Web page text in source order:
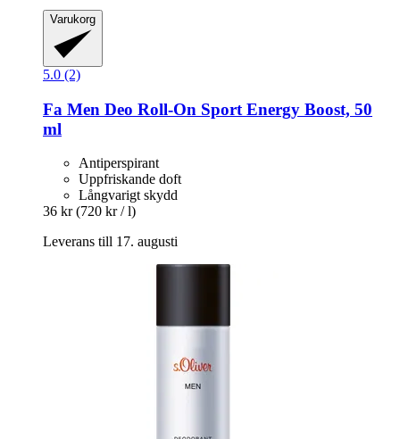
Varukorg
5.0 (2)
Fa Men Deo Roll-​On Sport Energy Boost, 50
ml
Antiperspirant
Uppfriskande doft
Långvarigt skydd
36 kr (720 kr / l)
Leverans till 17. augusti